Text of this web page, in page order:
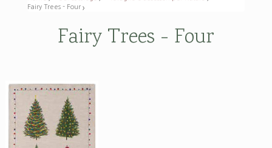
Fairy Trees - Four
Fairy Trees - Four